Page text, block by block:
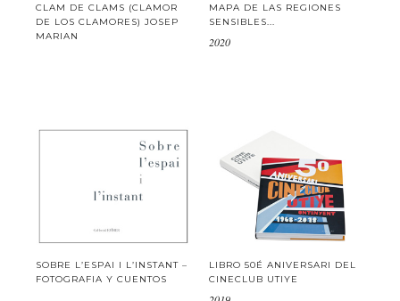
CLAM DE CLAMS (CLAMOR
DE LOS CLAMORES) JOSEP
MARIAN
MAPA DE LAS REGIONES
SENSIBLES...
2020
SOBRE L’ESPAI I L’INSTANT –
FOTOGRAFIA Y CUENTOS
LIBRO 50É ANIVERSARI DEL
CINECLUB UTIYE